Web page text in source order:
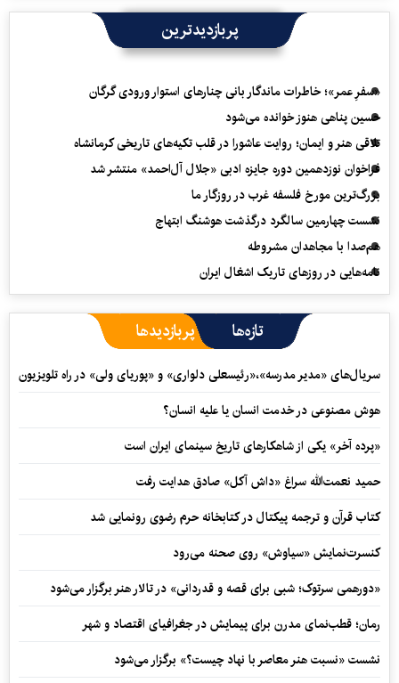
پربازدیدترین
«سفرِ عمر»؛ خاطرات ماندگار بانی چنارهای استوار ورودی گرگان
حسین پناهی هنوز خوانده می‌شود
تلاقی هنر و ایمان؛ روایت عاشورا در قلب تکیه‌های تاریخی کرمانشاه
فراخوان نوزدهمین دوره جایزه ادبی «جلال آل‌احمد» منتشر شد
بزرگ‌ترین مورخ فلسفه غرب در روزگار ما
نشست چهارمین سالگرد درگذشت هوشنگ ابتهاج
هم‌صدا با مجاهدان مشروطه
نامه‌هایی در روزهای تاریک اشغال ایران
تازه‌ها پربازدیدها
سریال‌های «مدیر مدرسه»،«رئیسعلی دلواری» و «پوریای ولی» در راه تلویزیون
هوش مصنوعی در خدمت انسان یا علیه انسان؟
«پرده آخر» یکی از شاهکارهای تاریخ سینمای ایران است
حمید نعمت‌‏الله سراغ «داش آکل» صادق هدایت رفت
کتاب قرآن و ترجمه پیکتال در کتابخانه حرم رضوی رونمایی شد
کنسرت‌نمایش «سیاوش» روی صحنه می‌رود
«دورهمی سرتوک؛ شبی برای قصه و قدردانی» در تالار هنر برگزار می‌شود
رمان؛ قطب‌نمای مدرن برای پیمایش در جغرافیای اقتصاد و شهر
نشست «نسبت هنر معاصر با نهاد چیست؟» برگزار می‌شود